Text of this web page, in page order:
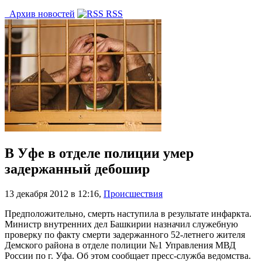
Архив новостей
RSS
В Уфе в отделе полиции умер
задержанный дебошир
13 декабря 2012 в 12:16, Происшествия
Предположительно, смерть наступила в результате инфаркта.
Министр внутренних дел Башкирии назначил служебную
проверку по факту смерти задержанного 52-летнего жителя
Демского района в отделе полиции №1 Управления МВД
России по г. Уфа. Об этом сообщает пресс-служба ведомства.